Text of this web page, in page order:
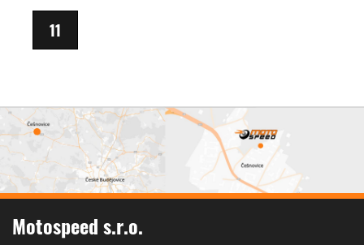
11
Motospeed s.r.o.